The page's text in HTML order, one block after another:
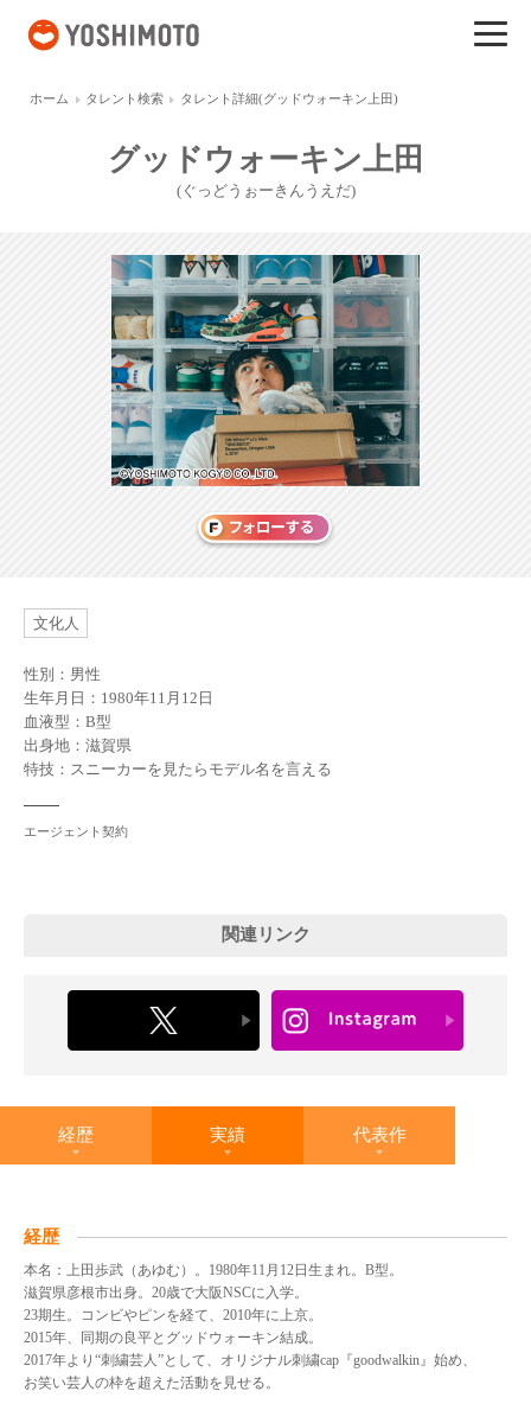
ホーム タレント検索 タレント詳細(グッドウォーキン上田)
グッドウォーキン上田
(ぐっどうぉーきんうえだ)
文化人
性別：男性
生年月日：1980年11月12日
血液型：B型
出身地：滋賀県
特技：スニーカーを見たらモデル名を言える
エージェント契約
関連リンク
経歴 実績 代表作
経歴
本名：上田歩武（あゆむ）。1980年11月12日生まれ。B型。
滋賀県彦根市出身。20歳で大阪NSCに入学。
23期生。コンビやピンを経て、2010年に上京。
2015年、同期の良平とグッドウォーキン結成。
2017年より“刺繍芸人”として、オリジナル刺繍cap『goodwalkin』始め、
お笑い芸人の枠を超えた活動を見せる。